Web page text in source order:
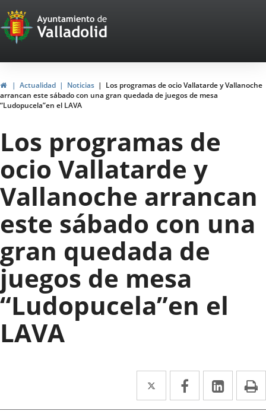
Portal
Web
del
Ayuntamiento
de
Valladolid
InicioActualidad Noticias
Los programas de ocio Vallatarde y Vallanoche
arrancan este sábado con una gran quedada de juegos de mesa
“Ludopucela”en el LAVA
Los programas de
ocio Vallatarde y
Vallanoche arrancan
este sábado con una
gran quedada de
juegos de mesa
“Ludopucela”en el
LAVA
Twitter
Enlace
a
Facebook
Enlace
a
Enlace
a